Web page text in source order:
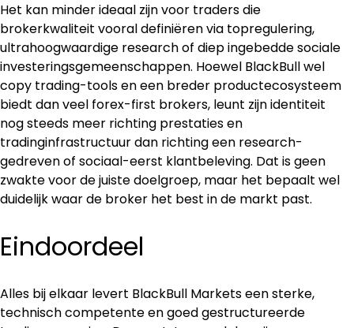
Het kan minder ideaal zijn voor traders die
brokerkwaliteit vooral definiëren via topregulering,
ultrahoogwaardige research of diep ingebedde sociale
investeringsgemeenschappen. Hoewel BlackBull wel
copy trading-tools en een breder productecosysteem
biedt dan veel forex-first brokers, leunt zijn identiteit
nog steeds meer richting prestaties en
tradinginfrastructuur dan richting een research-
gedreven of sociaal-eerst klantbeleving. Dat is geen
zwakte voor de juiste doelgroep, maar het bepaalt wel
duidelijk waar de broker het best in de markt past.
Eindoordeel
Alles bij elkaar levert BlackBull Markets een sterke,
technisch competente en goed gestructureerde